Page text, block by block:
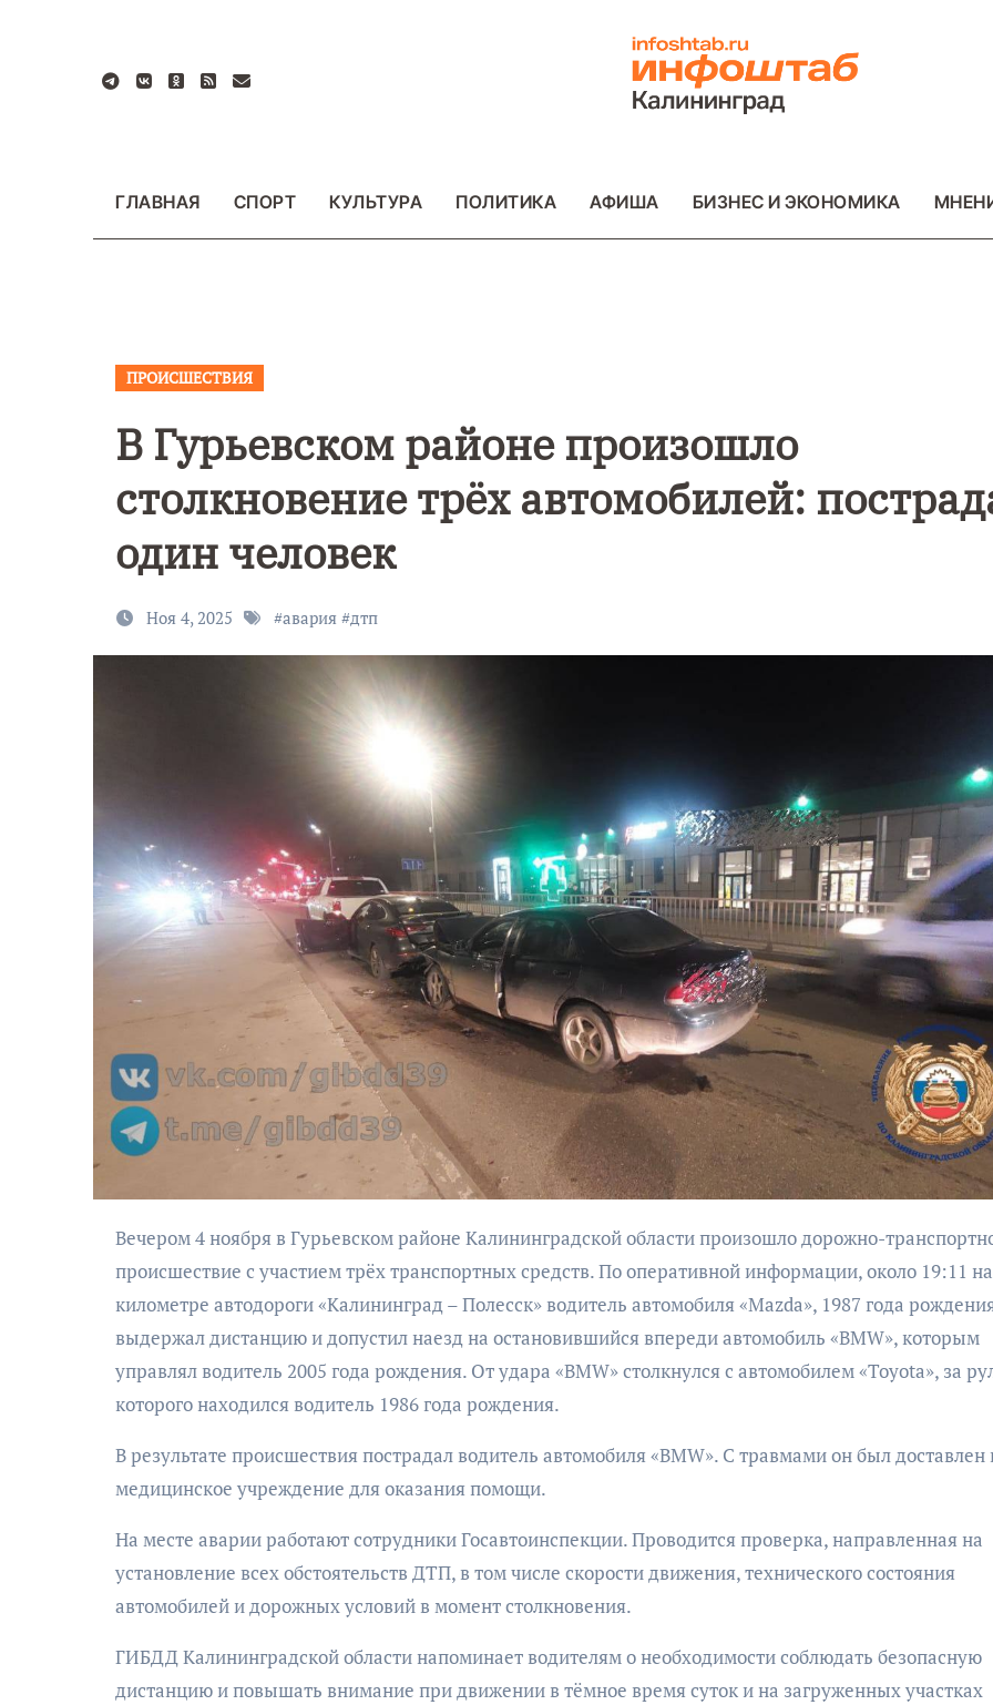
содержанию
ГЛАВНАЯ СПОРТ КУЛЬТУРА ПОЛИТИКА АФИША БИЗНЕС И ЭКОНОМИКА
ПРОИСШЕСТВИЯ
В Гурьевском районе произошло
столкновение трёх автомобилей:
один человек
Ноя 4, 2025 #авария #дтп
Вечером 4 ноября в Гурьевском районе Калининградской области произошло дорожно-транспортное
происшествие с участием трёх транспортных средств. По оперативной информации, около 19:11
километре автодороги «Калининград – Полесск» водитель автомобиля «Mazda», 1987 года
выдержал дистанцию и допустил наезд на остановившийся впереди автомобиль «BMW», которым
управлял водитель 2005 года рождения. От удара «BMW» столкнулся с автомобилем «Toyota», за
которого находился водитель 1986 года рождения.
В результате происшествия пострадал водитель автомобиля «BMW». С травмами он был доставлен
медицинское учреждение для оказания помощи.
На месте аварии работают сотрудники Госавтоинспекции. Проводится проверка, направленная на
установление всех обстоятельств ДТП, в том числе скорости движения, технического состояния
автомобилей и дорожных условий в момент столкновения.
ГИБДД Калининградской области напоминает водителям о необходимости соблюдать безопасную
дистанцию и повышать внимание при движении в тёмное время суток и на загруженных участках
9 Мая — День
Победы!
Уникальное
северное
сияние
запечатлели
над Балтикой
как
после
бурана
Музыкально-
поэтический
моноспектакль
«Исповедь в четыре
четверти пути»
КУЛЬТУРА
Николай Патрушев
поддержал
проведение в
Калининграде
«Открытое море»
ОБЩЕСТВО
Организаторы
фестиваля
«Открытое